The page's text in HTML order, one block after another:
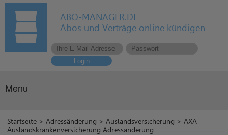
ABO-MANAGER.DE
Abos und Verträge online kündigen
Login
Menu
Startseite >Adressänderung >Auslandsversicherung > AXA
Auslandskrankenversicherung Adressänderung